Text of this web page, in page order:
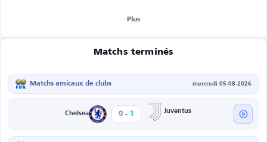
Plus
Matchs terminés
Matchs amicaux de clubs mercredi 05-08-2026
Chelsea 0 - 1 Juventus